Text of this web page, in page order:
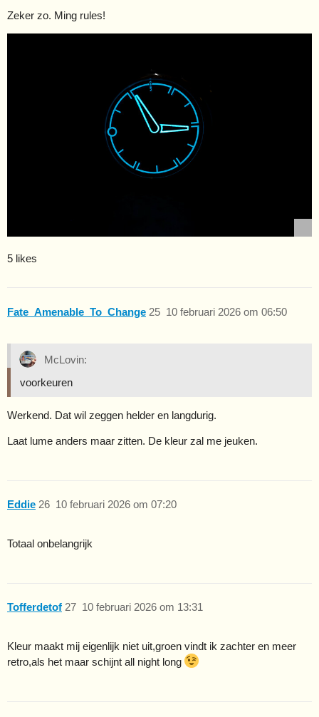
Zeker zo. Ming rules!
5 likes
Fate_Amenable_To_Change 10 februari 2026 om 06:50
25
McLovin:
voorkeuren
Werkend. Dat wil zeggen helder en langdurig.
Laat lume anders maar zitten. De kleur zal me jeuken.
Eddie 10 februari 2026 om 07:20
26
Totaal onbelangrijk
Tofferdetof 10 februari 2026 om 13:31
27
Kleur maakt mij eigenlijk niet uit,groen vindt ik zachter en meer
retro,als het maar schijnt all night long